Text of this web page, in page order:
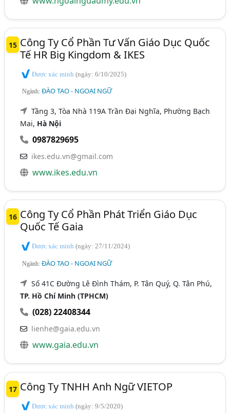
15 Công Ty Cổ Phần Tư Vấn Giáo Dục Quốc
Tế HR Big Kingdom & IKES
Được xác minh(ngày: 6/10/2025)
Ngành:ĐÀO TẠO - NGOẠI NGỮ
Tầng 3, Tòa Nhà 119A Trần Đại Nghĩa, Phường Bạch
Mai, Hà Nội
0987829695
ikes.edu.vn@gmail.com
www.ikes.edu.vn
16 Công Ty Cổ Phần Phát Triển Giáo Dục
Quốc Tế Gaia
Được xác minh(ngày: 27/11/2024)
Ngành:ĐÀO TẠO - NGOẠI NGỮ
Số 41C Đường Lê Đình Thám, P. Tân Quý, Q. Tân Phú,
TP. Hồ Chí Minh (TPHCM)
(028) 22408344
lienhe@gaia.edu.vn
www.gaia.edu.vn
17 Công Ty TNHH Anh Ngữ VIETOP
Được xác minh(ngày: 9/5/2020)